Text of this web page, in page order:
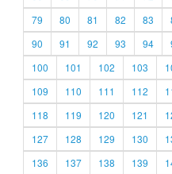
79
80 81 82 83
90
91 92 93 94
100
101 102 103
109
110 111 112
118
119 120 121
127
128 129 130
136
137 138 139